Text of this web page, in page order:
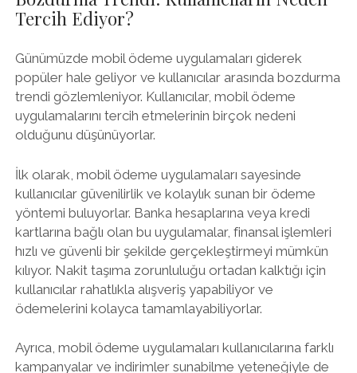
Tercih Ediyor?
Günümüzde mobil ödeme uygulamaları giderek
popüler hale geliyor ve kullanıcılar arasında bozdurma
trendi gözlemleniyor. Kullanıcılar, mobil ödeme
uygulamalarını tercih etmelerinin birçok nedeni
olduğunu düşünüyorlar.
İlk olarak, mobil ödeme uygulamaları sayesinde
kullanıcılar güvenilirlik ve kolaylık sunan bir ödeme
yöntemi buluyorlar. Banka hesaplarına veya kredi
kartlarına bağlı olan bu uygulamalar, finansal işlemleri
hızlı ve güvenli bir şekilde gerçekleştirmeyi mümkün
kılıyor. Nakit taşıma zorunluluğu ortadan kalktığı için
kullanıcılar rahatlıkla alışveriş yapabiliyor ve
ödemelerini kolayca tamamlayabiliyorlar.
Ayrıca, mobil ödeme uygulamaları kullanıcılarına farklı
kampanyalar ve indirimler sunabilme yeteneğiyle de